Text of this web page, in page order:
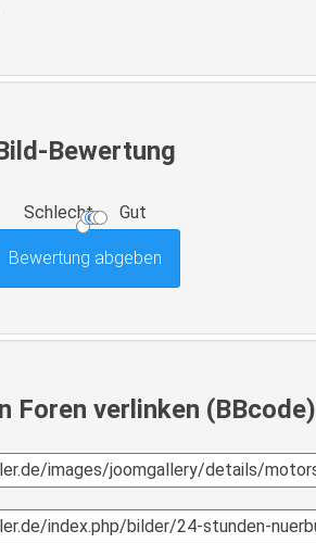
Bewertung
Schlecht Gut
Foren verlinken (BBcode)